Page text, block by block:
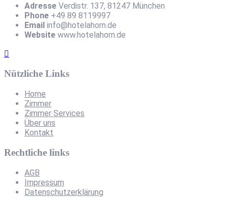
Adresse Verdistr. 137, 81247 München
Phone +49 89 8119997
Email info@hotelahorn.de
Website www.hotelahorn.de
Nützliche Links
Home
Zimmer
Zimmer Services
Über uns
Kontakt
Rechtliche links
AGB
Impressum
Datenschutzerklärung